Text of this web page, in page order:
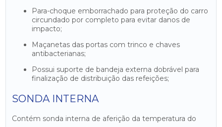
Para-choque emborrachado para proteção do carro
circundado por completo para evitar danos de
impacto;
Maçanetas das portas com trinco e chaves
antibacterianas;
Possui suporte de bandeja externa dobrável para
finalização de distribuição das refeições;
SONDA INTERNA
Contém sonda interna de aferição da temperatura do